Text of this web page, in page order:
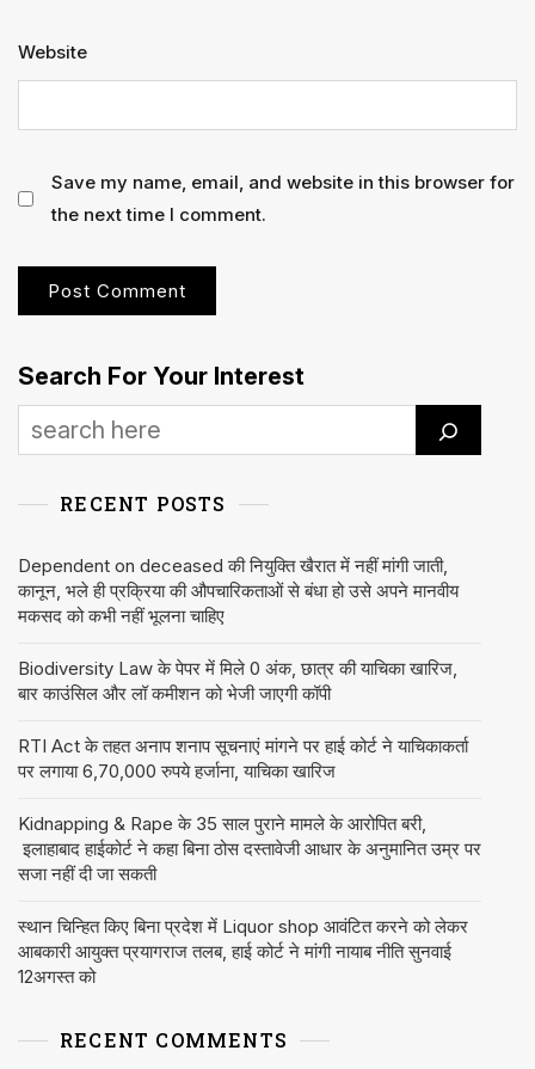
Website
Save my name, email, and website in this browser for
the next time I comment.
Search For Your Interest
RECENT POSTS
Dependent on deceased की नियुक्ति खैरात में नहीं मांगी जाती,
कानून, भले ही प्रक्रिया की औपचारिकताओं से बंधा हो उसे अपने मानवीय
मकसद को कभी नहीं भूलना चाहिए
Biodiversity Law के पेपर में मिले 0 अंक, छात्र की याचिका खारिज,
बार काउंसिल और लॉ कमीशन को भेजी जाएगी कॉपी
RTI Act के तहत अनाप शनाप सूचनाएं मांगने पर हाई कोर्ट ने याचिकाकर्ता
पर लगाया 6,70,000 रुपये हर्जाना, याचिका खारिज
Kidnapping & Rape के 35 साल पुराने मामले के आरोपित बरी,
इलाहाबाद हाईकोर्ट ने कहा बिना ठोस दस्तावेजी आधार के अनुमानित उम्र पर
सजा नहीं दी जा सकती
स्थान चिन्हित किए बिना प्रदेश में Liquor shop आवंटित करने को लेकर
आबकारी आयुक्त प्रयागराज तलब, हाई कोर्ट ने मांगी नायाब नीति सुनवाई
12अगस्त को
RECENT COMMENTS